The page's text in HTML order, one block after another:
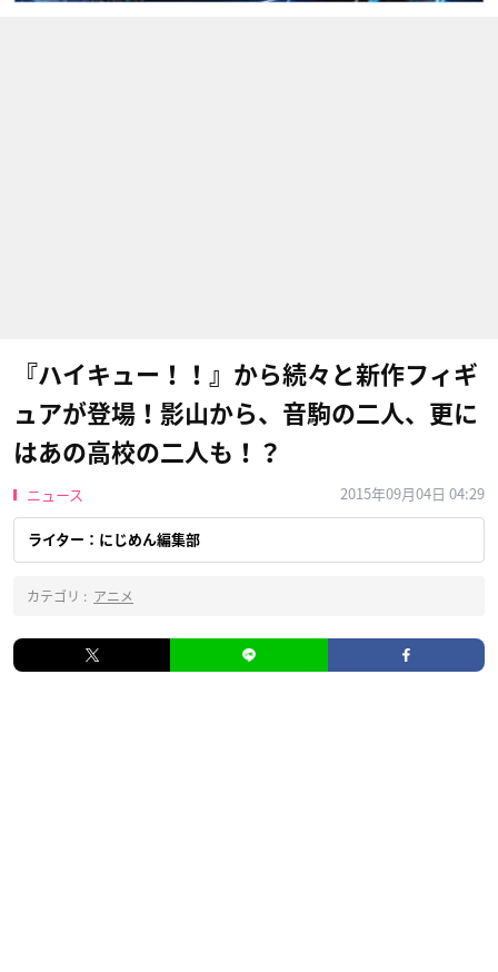
『ハイキュー！！』から続々と新作フィギ
ュアが登場！影山から、音駒の二人、更に
はあの高校の二人も！？
ニュース 2015年09月04日 04:29
ライター：にじめん編集部
カテゴリ : アニメ